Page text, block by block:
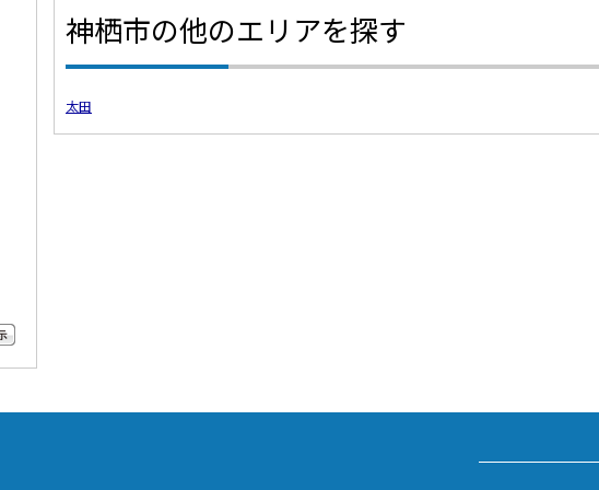
神栖市の他のエリアを探す
太田